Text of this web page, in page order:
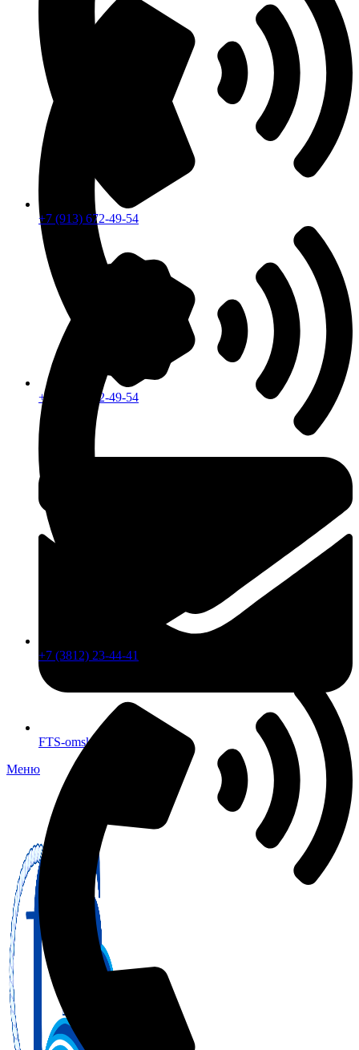
+7 (913) 672-49-54
FTS-omsk@mail.ru
Меню
+7 (913) 672-49-54
+7 (3812) 23-44-41